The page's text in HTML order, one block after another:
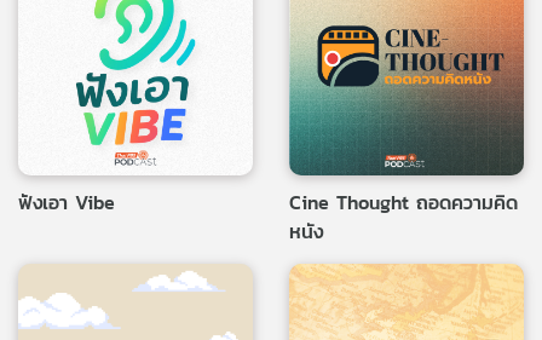
ฟังเอา Vibe
Cine Thought ถอดความคิด
หนัง